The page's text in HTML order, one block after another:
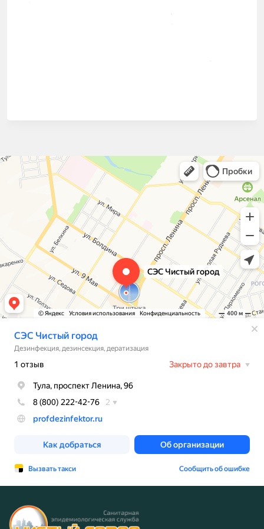
СЭС Чистый город
Дезинфекция, дезинсекция, дератизация в Туле